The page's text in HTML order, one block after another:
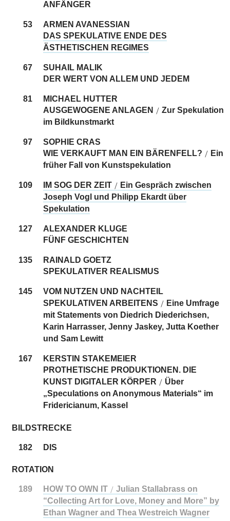
ANFÄNGER
53
ARMEN AVANESSIAN
DAS SPEKULATIVE ENDE DES
ÄSTHETISCHEN REGIMES
67
SUHAIL MALIK
DER WERT VON ALLEM UND JEDEM
81
MICHAEL HUTTER
AUSGEWOGENE ANLAGEN / Zur Spekulation
im Bildkunstmarkt
97
SOPHIE CRAS
WIE VERKAUFT MAN EIN BÄRENFELL? / Ein
früher Fall von Kunstspekulation
109 IM SOG DER ZEIT / Ein Gespräch zwischen
Joseph Vogl und Philipp Ekardt über
Spekulation
127
ALEXANDER KLUGE
FÜNF GESCHICHTEN
135
RAINALD GOETZ
SPEKULATIVER REALISMUS
145
VOM NUTZEN UND NACHTEIL
SPEKULATIVEN ARBEITENS / Eine Umfrage
mit Statements von Diedrich Diederichsen,
Karin Harrasser, Jenny Jaskey, Jutta Koether
und Sam Lewitt
167
KERSTIN STAKEMEIER
PROTHETISCHE PRODUKTIONEN. DIE
KUNST DIGITALER KÖRPER / Über
„Speculations on Anonymous Materials“ im
Fridericianum, Kassel
BILDSTRECKE
182 DIS
ROTATION
189 HOW TO OWN IT / Julian Stallabrass on
“Collecting Art for Love, Money and More” by
Ethan Wagner and Thea Westreich Wagner